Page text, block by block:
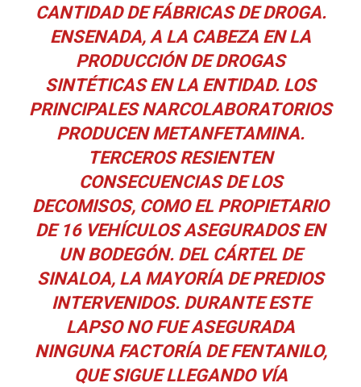
CANTIDAD DE FÁBRICAS DE DROGA.
ENSENADA, A LA CABEZA EN LA
PRODUCCIÓN DE DROGAS
SINTÉTICAS EN LA ENTIDAD. LOS
PRINCIPALES NARCOLABORATORIOS
PRODUCEN METANFETAMINA.
TERCEROS RESIENTEN
CONSECUENCIAS DE LOS
DECOMISOS, COMO EL PROPIETARIO
DE 16 VEHÍCULOS ASEGURADOS EN
UN BODEGÓN. DEL CÁRTEL DE
SINALOA, LA MAYORÍA DE PREDIOS
INTERVENIDOS. DURANTE ESTE
LAPSO NO FUE ASEGURADA
NINGUNA FACTORÍA DE FENTANILO,
QUE SIGUE LLEGANDO VÍA